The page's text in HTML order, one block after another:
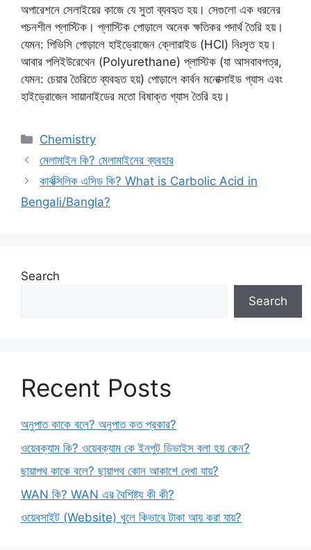
অপারেশনে সেলাইয়ের কাজে যে সুতা ব্যবহৃত হয়। সেগুলো এক ধরনের
পচনশীল প্লাস্টিক। প্লাস্টিক পোড়ালে অনেক ক্ষতিকর পদার্থ তৈরি হয়।
যেমন: পিভিসি পোড়ালে হাইড্রোজেন ক্লোরাইড (HCl) নিঃসৃত হয়।
আবার পলিইউরেথেন (Polyurethane) প্লাস্টিক (যা আসবাবপত্র,
যেমন: চেয়ার তৈরিতে ব্যবহৃত হয়) পোড়ালে কার্বন মনোক্সাইড গ্যাস এবং
হাইড্রোজেন সায়ানাইডের মতো বিষাক্ত গ্যাস তৈরি হয়।
Categories
Chemistry
মেলামাইন কি? মেলামাইনের ব্যবহার
কার্বক্সিলিক এসিড কি? What is Carbolic Acid in
Bengali/Bangla?
Search
Search
Recent Posts
অনুপাত কাকে বলে? অনুপাত কত প্রকার?
ওয়েবক্যাম কি? ওয়েবক্যাম কে ইনপুট ডিভাইস বলা হয় কেন?
ছায়াপথ কাকে বলে? ছায়াপথ কোন আকাশে দেখা যায়?
WAN কি? WAN এর বৈশিষ্ট্য কী কী?
ওয়েবসাইট (Website) খুলে কিভাবে টাকা আয় করা যায়?